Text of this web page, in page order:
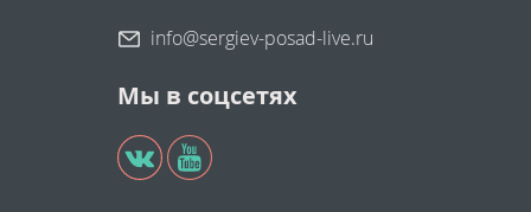
info@sergiev-posad-live.ru
Мы в соцсетях